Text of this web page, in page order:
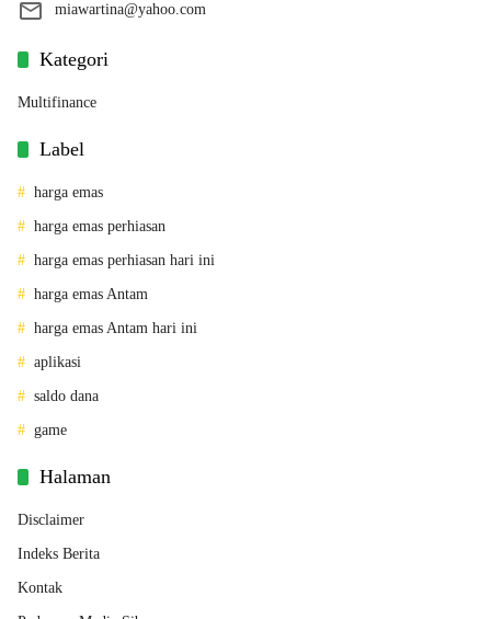
miawartina@yahoo.com
Kategori
Multifinance
Label
harga emas
harga emas perhiasan
harga emas perhiasan hari ini
harga emas Antam
harga emas Antam hari ini
aplikasi
saldo dana
game
Halaman
Disclaimer
Indeks Berita
Kontak